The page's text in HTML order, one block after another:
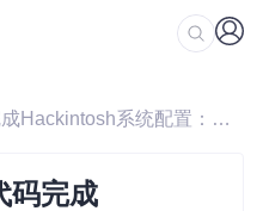
/ 如何用4个步骤零代码完成Hackintosh系统配置：开源工具OpCore-Simplify实战指南
码完成